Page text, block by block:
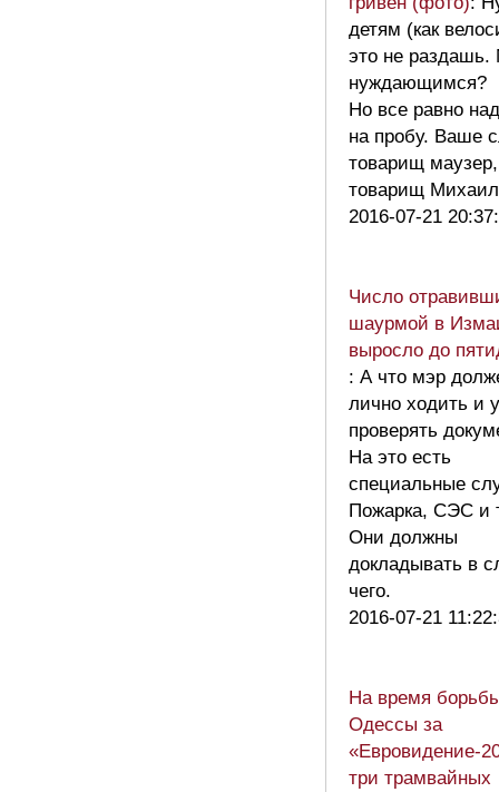
детям (как
это не раздашь.
нуждающимся?
Но все равно
на пробу. Ваше
товарищ
товарищ
2016-07-21
Число
шаурмой в
выросло до
: А что мэр
лично ходить и
проверять
На это есть
специальные
Пожарка, СЭС и
Они должны
докладывать в
чего.
2016-07-21
На время
Одессы за
«Евровидение-
три трамвайных